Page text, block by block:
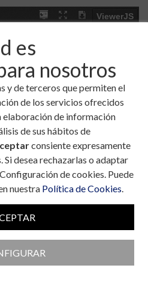
es
nosotros
y de terceros que permiten el
de los servicios ofrecidos
elaboración de información
de sus hábitos de
consiente expresamente
Si desea rechazarlas o adaptar
de cookies. Puede
nuestra Política de Cookies.
la Fundación